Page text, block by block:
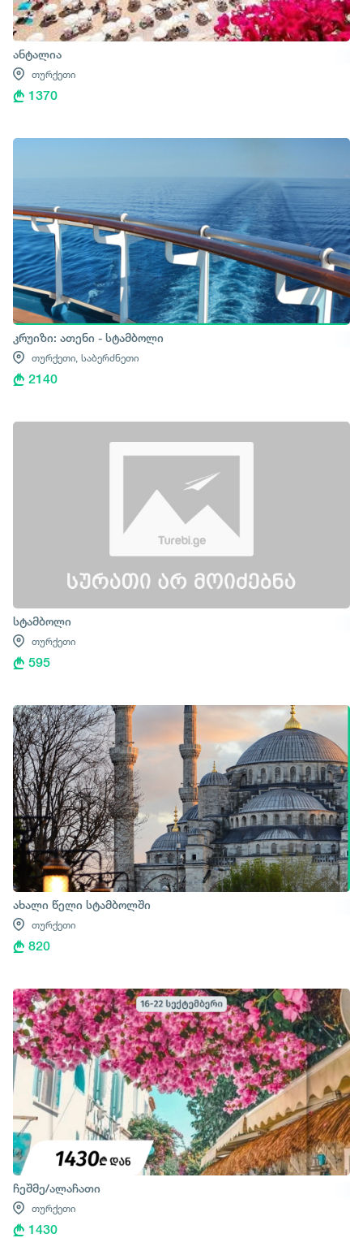
ანტალია
თურქეთი
1370
კრუიზი: ათენი - სტამბოლი
თურქეთი, საბერძნეთი
2140
სტამბოლი
თურქეთი
595
ახალი წელი სტამბოლში
თურქეთი
820
ჩეშმე/ალაჩათი
თურქეთი
1430